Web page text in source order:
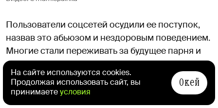
Пользователи соцсетей осудили ее поступок,
назвав это абьюзом и нездоровым поведением.
Многие стали переживать за будущее парня и
его отношения с девушками. Критики
оказалось так много, что автор ролика закрыла
аккаунт, а затем удалила видео.
На сайте используются cookies.
Продолжая использовать сайт, вы
принимаетеусловия
Окей